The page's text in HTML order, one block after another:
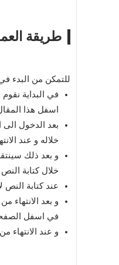
طريقة
للتمكن من البدء
في البداية
اسفل هذا
بعد الدخول الى
خلاله و عند
و بعد ذلك
خلال كتابة
عند كتابة النص لا يتيح
و بعد
في اسفل
و عند